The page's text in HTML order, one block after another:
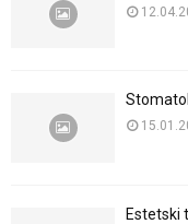
Estetski